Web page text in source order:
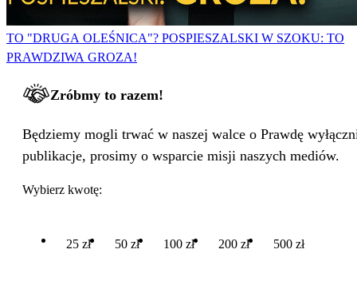
TO "DRUGA OLEŚNICA"? POSPIESZALSKI W SZOKU: TO
PRAWDZIWA GROZA!
Zróbmy to razem!
Będziemy mogli trwać w naszej walce o Prawdę
publikacje, prosimy o wsparcie misji naszych mediów.
Wybierz kwotę:
25 zł 50 zł 100 zł 200 zł 500 zł